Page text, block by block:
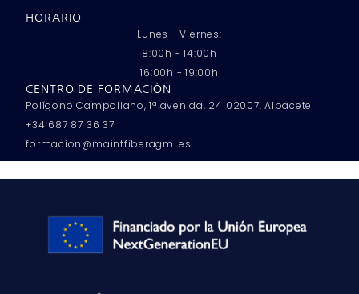
HORARIO
Lunes - Viernes:
8:00h - 14:00h
16:00h - 19:00h
CENTRO DE FORMACIÓN
Polígono Campollano, 1ª avenida, 24 02007. Albacete
+34 687 87 36 37
formacion@maintfiberagml.es